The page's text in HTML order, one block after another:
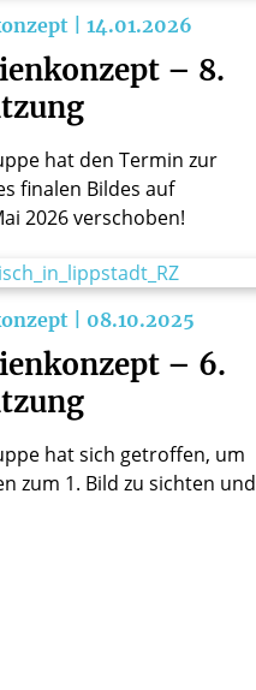
| 14.01.2026
– 8.
hat den Termin zur
finalen Bildes auf
2026 verschoben!
| 08.10.2025
– 6.
hat sich getroffen, um
zum 1. Bild zu sichten und